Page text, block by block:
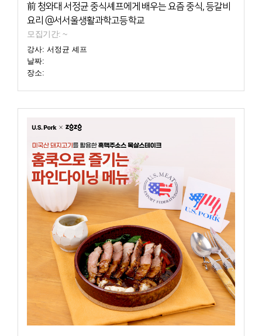
前 청와대 서정균 중식셰프에게 배우는 요즘 중식, 등갈비
요리 @서서울생활과학고등학교
모집기간: ~
강사: 서정균 셰프
날짜:
장소: